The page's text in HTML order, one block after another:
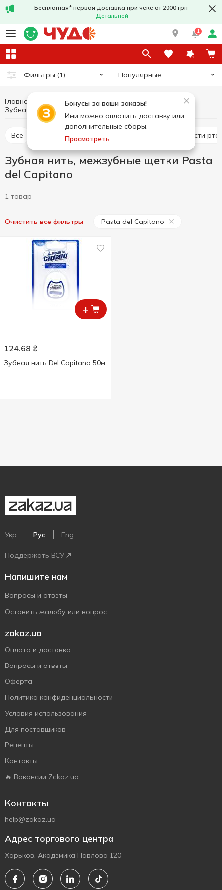
Бесплатная* первая доставка при чеке от 2000 грн
Детальней
1
Фильтры (1) Популярные
Бонусы за ваши заказы!
Ими можно оплатить доставку или
дополнительные сборы.
Просмотреть
Главная Гигиена и уход Уход за полостью рта
Зубная нить, межзубные щетки
Все Зубная паста Ополаскиватели для полости рта
Зубная нить, межзубные щетки Pasta
del Capitano
1 товар
Очистить все фильтры Pasta del Capitano
+
124.68 ₴
Зубная нить Del Capitano 50м
Укр Рус Eng
Поддержать ВСУ
Напишите нам
Вопросы и ответы
Оставить жалобу или вопрос
zakaz.ua
Оплата и доставка
Вопросы и ответы
Оферта
Политика конфиденциальности
Условия использования
Для поставщиков
Рецепты
Контакты
🔥 Вакансии Zakaz.ua
Контакты
help@zakaz.ua
Адрес торгового центра
Харьков, Академика Павлова 120